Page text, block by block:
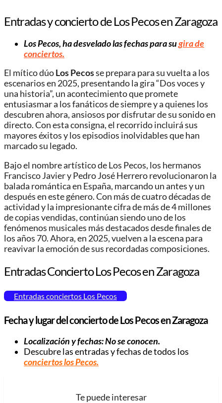
Entradas y concierto de Los Pecos en Zaragoza
Los Pecos, ha desvelado las fechas para sugira de
conciertos.
El mítico dúoLos Pecosse prepara para su vuelta a los
escenarios en 2025, presentando la gira “Dos voces y
una historia”, un acontecimiento que promete
entusiasmar a los fanáticos de siempre y a quienes los
descubren ahora, ansiosos por disfrutar de su sonido en
directo. Con esta consigna, el recorrido incluirá sus
mayores éxitos y los episodios inolvidables que han
marcado su legado.
Bajo el nombre artístico de Los Pecos, los hermanos
Francisco Javier y Pedro José Herrero revolucionaron la
balada romántica en España, marcando un antes y un
después en este género. Con más de cuatro décadas de
actividad y la impresionante cifra de más de 4 millones
de copias vendidas, continúan siendo uno de los
fenómenos musicales más destacados desde finales de
los años 70. Ahora, en 2025, vuelven a la escena para
reavivar la emoción de sus recordadas composiciones.
Entradas Concierto Los Pecos en Zaragoza
Entradas conciertos Los Pecos
Fecha y lugar del concierto de Los Pecos en Zaragoza
Localización y fechas: No se conocen.
Descubre las entradas y fechas de todos los
conciertos los Pecos.
Te puede interesar